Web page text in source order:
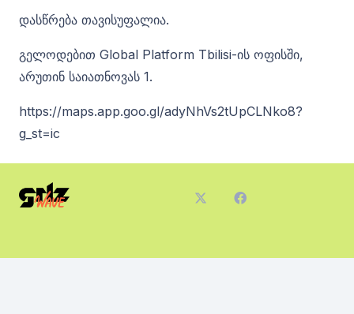
დასწრება თავისუფალია.
გელოდებით Global Platform Tbilisi-ის ოფისში,
არუთინ საიათნოვას 1.
https://maps.app.goo.gl/adyNhVs2tUpCLNko8?
g_st=ic